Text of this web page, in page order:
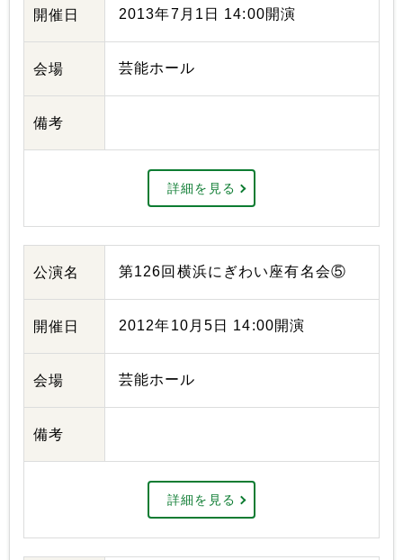
開催日 2013年7月1日 14:00開演
会場 芸能ホール
備考
詳細を見る
公演名 第126回横浜にぎわい座有名会⑤
開催日 2012年10月5日 14:00開演
会場 芸能ホール
備考
詳細を見る